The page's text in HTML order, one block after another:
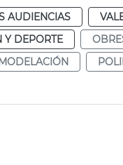
AUDIENCIAS
Y DEPORTE